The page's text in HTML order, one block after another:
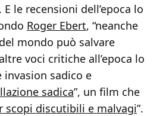
le recensioni dell’epoca lo
Roger Ebert, “neanche
mondo può salvare
voci critiche all’epoca lo
invasion sadico e
sadica”, un film che
scopi discutibili e malvagi”.